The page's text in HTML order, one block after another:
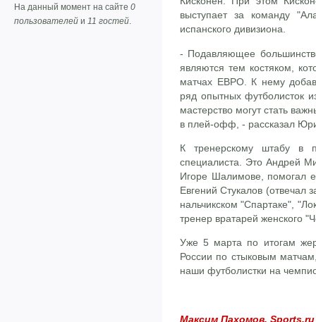
На данный момент на сайте 0
пользователей и 11 гостей.
выступает за команду
испанского дивизиона.
- Подавляющее
являются тем костяком,
матчах ЕВРО. К нему
ряд опытных футболисток
мастерство могут стать
в плей-офф, - рассказал
К тренерскому штабу в
специалиста. Это Андрей
Игоре Шалимове, помогал
Евгений Стукалов (отвечал
нальчикском "Спартаке",
тренер вратарей женского
Уже 5 марта по итогам
России по стыковым
наши футболистки на
Максим Пахомов, Sports.ru